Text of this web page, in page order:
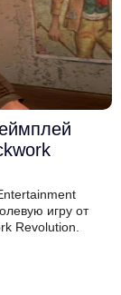
игру от
Revolution.